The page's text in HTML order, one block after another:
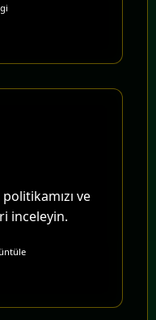
ve
inceleyin.